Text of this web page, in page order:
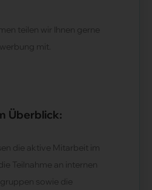
teilen wir Ihnen gerne
mit.
Überblick:
die aktive Mitarbeit im
Teilnahme an internen
sowie die